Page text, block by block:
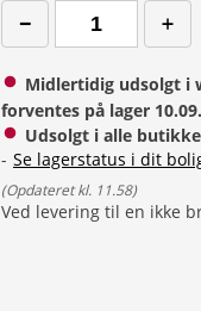
Midlertidig udsolgt i
forventes på lager
Udsolgt i alle
- Se lagerstatus i dit
(Opdateret kl. 11.58)
Ved levering til en ikke